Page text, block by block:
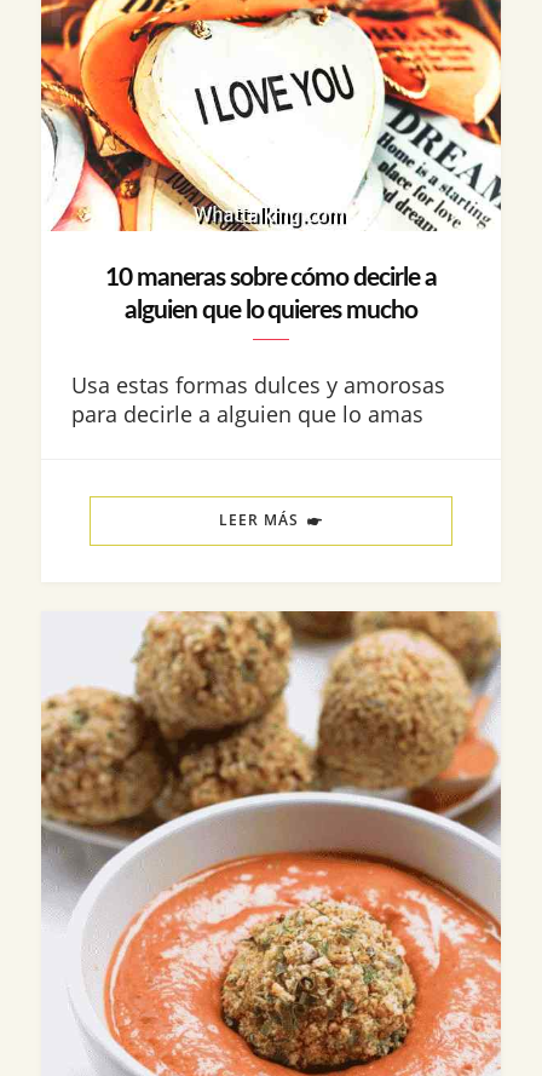
10 maneras sobre cómo decirle a
alguien que lo quieres mucho
Usa estas formas dulces y amorosas
para decirle a alguien que lo amas
LEER MÁS